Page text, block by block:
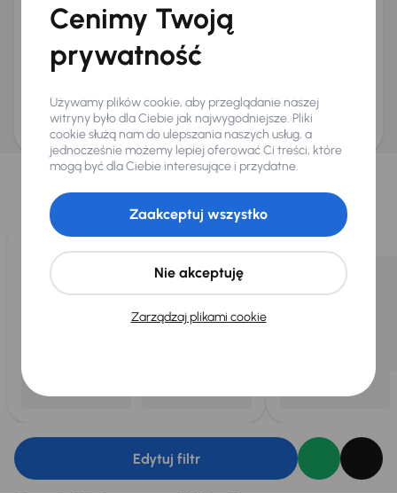
Na numer telefonu (opcjonalnie)
Wyślij zapytanie
ani zagwarantowaną dostępnością pojazdu. AURES Holdings a.s., z siedzibą
Dopraváků 874/15, Čimice, 184 00 Praga 8, będzie przechowywać i przetwarzać
Twoje dane osobowe zgodnie z zasadami ochrony i przetwarzaniadanych
osobowych
Wybraliśmy dla Ciebie
Wybieramy dla Ciebienajlepsze pojazdyz naszej oferty. Kupimy
dla Ciebiedo 400 pojazdówkażdego dnia.
Edytuj filtr
Cenimy Twoją
prywatność
Używamy plików cookie, aby przeglądanie naszej
witryny było dla Ciebie jak najwygodniejsze. Pliki
cookie służą nam do ulepszania naszych usług, a
jednocześnie możemy lepiej oferować Ci treści, które
mogą być dla Ciebie interesujące i przydatne.
Zarządzaj plikami cookie
Nie akceptuję
Zaakceptuj wszystko